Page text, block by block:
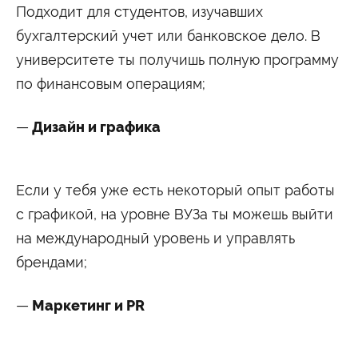
Подходит для студентов, изучавших
бухгалтерский учет или банковское дело. В
университете ты получишь полную программу
по финансовым операциям;
Дизайн и графика
Если у тебя уже есть некоторый опыт работы
с графикой, на уровне ВУЗа ты можешь выйти
на международный уровень и управлять
брендами;
Маркетинг и PR